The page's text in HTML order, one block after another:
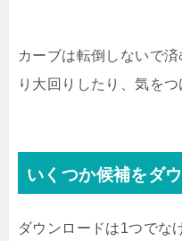
カーブは転倒しないで
り大回りしたり、気を
いくつか候補をダ
ダウンロードは1つでな